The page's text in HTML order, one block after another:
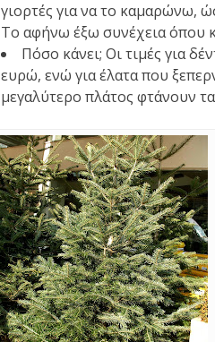
γιορτές για να το καμαρώνω,
Το αφήνω έξω συνέχεια όπου
Πόσο κάνει; Οι τιμές για
ευρώ, ενώ για έλατα που
μεγαλύτερο πλάτος φτάνουν